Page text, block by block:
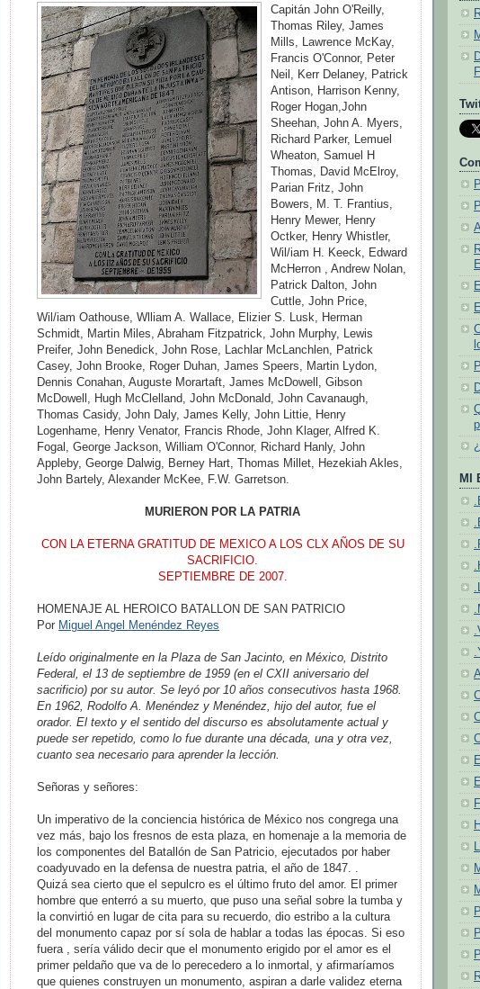
Capitán John O'Reilly,
Thomas Riley, James
Mills, Lawrence McKay,
Francis O'Connor, Peter
Neil, Kerr Delaney, Patrick
Antison, Harrison Kenny,
Roger Hogan,John
Sheehan, John A. Myers,
Richard Parker, Lemuel
Wheaton, Samuel H
Thomas, David McElroy,
Parian Fritz, John
Bowers, M. T. Frantius,
Henry Mewer, Henry
Octker, Henry Whistler,
Wil/iam H. Keeck, Edward
McHerron , Andrew Nolan,
Patrick Dalton, John
Cuttle, John Price,
Wil/iam Oathouse, Wlliam A. Wallace, Elizier S. Lusk, Herman
Schmidt, Martin Miles, Abraham Fitzpatrick, John Murphy, Lewis
Preifer, John Benedick, John Rose, Lachlar McLanchlen, Patrick
Casey, John Brooke, Roger Duhan, James Speers, Martin Lydon,
Dennis Conahan, Auguste Morartaft, James McDowell, Gibson
McDowell, Hugh McClelland, John McDonald, John Cavanaugh,
Thomas Casidy, John Daly, James Kelly, John Littie, Henry
Logenhame, Henry Venator, Francis Rhode, John Klager, Alfred K.
Fogal, George Jackson, William O'Connor, Richard Hanly, John
Appleby, George Dalwig, Berney Hart, Thomas Millet, Hezekiah Akles,
John Bartely, Alexander McKee, F.W. Garretson.
MURIERON POR LA PATRIA
CON LA ETERNA GRATITUD DE MEXICO A LOS CLX AÑOS DE SU
SACRIFICIO.
SEPTIEMBRE DE 2007.
HOMENAJE AL HEROICO BATALLON DE SAN PATRICIO
Por Miguel Angel Menéndez Reyes
Leído originalmente en la Plaza de San Jacinto, en México, Distrito
Federal, el 13 de septiembre de 1959 (en el CXII aniversario del
sacrificio) por su autor. Se leyó por 10 años consecutivos hasta 1968.
En 1962, Rodolfo A. Menéndez y Menéndez, hijo del autor, fue el
orador. El texto y el sentido del discurso es absolutamente actual y
puede ser repetido, como lo fue durante una década, una y otra vez,
cuanto sea necesario para aprender la lección.
Señoras y señores:
Un imperativo de la conciencia histórica de México nos congrega una
vez más, bajo los fresnos de esta plaza, en homenaje a la memoria de
los componentes del Batallón de San Patricio, ejecutados por haber
coadyuvado en la defensa de nuestra patria, el año de 1847. .
Quizá sea cierto que el sepulcro es el último fruto del amor. El primer
hombre que enterró a su muerto, que puso una señal sobre la tumba y
la convirtió en lugar de cita para su recuerdo, dio estribo a la cultura
del monumento capaz por sí sola de hablar a todas las épocas. Si eso
fuera , sería válido decir que el monumento erigido por el amor es el
primer peldaño que va de lo perecedero a lo inmortal, y afirmaríamos
que quienes construyen un monumento, aspiran a darle validez eterna
MI